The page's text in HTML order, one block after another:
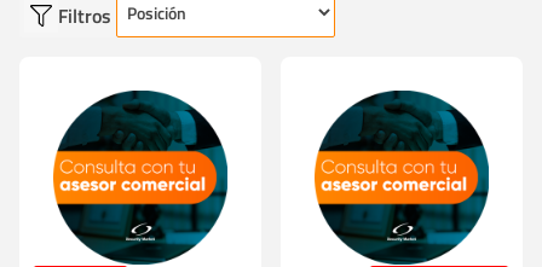
Filtros